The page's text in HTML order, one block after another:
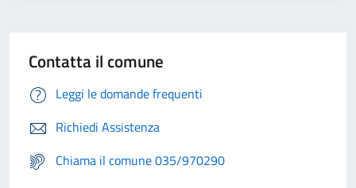
Contatta il comune
Leggi le domande frequenti
Richiedi Assistenza
Chiama il comune 035/970290